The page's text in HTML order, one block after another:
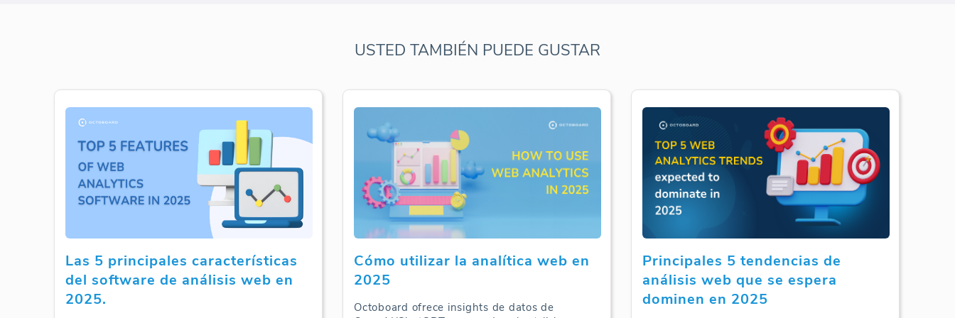
USTED TAMBIÉN PUEDE GUSTAR
Las 5 principales características
del software de análisis web en
2025.
Cómo utilizar la analítica web en
2025
Octoboard ofrece insights de datos de
Principales 5 tendencias de
análisis web que se espera
dominen en 2025